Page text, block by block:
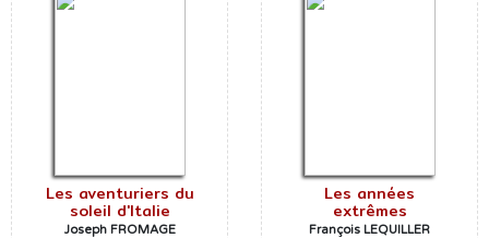
Les aventuriers du
soleil d'Italie
Joseph FROMAGE
Les années
extrêmes
François LEQUILLER